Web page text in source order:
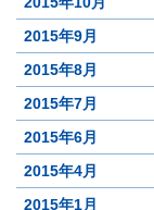
2015年9月
2015年8月
2015年7月
2015年6月
2015年4月
2015年1月